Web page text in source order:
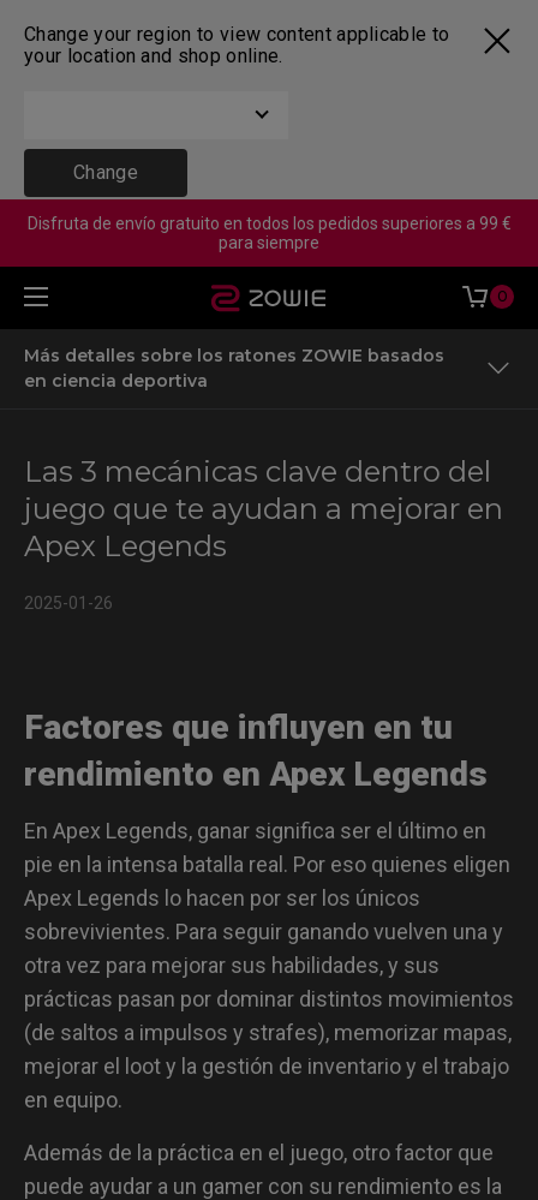
Change your region to view content applicable to
your location and shop online.
Change
Disfruta de envío gratuito en todos los pedidos superiores a 99 €
para siempre
0
Más detalles sobre los ratones ZOWIE basados
en ciencia deportiva
Legends
Los escenarios y mecánicas más comunes en Apex
Legends
Las mecánicas más importantes en el juego
Más detalles sobre los ratones ZOWIE basados en ciencia
Las 3 mecánicas clave dentro del
juego que te ayudan a mejorar en
Apex Legends
2025-01-26
Factores que influyen en tu
rendimiento en Apex Legends
En Apex Legends, ganar significa ser el último en
pie en la intensa batalla real. Por eso quienes eligen
Apex Legends lo hacen por ser los únicos
sobrevivientes. Para seguir ganando vuelven una y
otra vez para mejorar sus habilidades, y sus
prácticas pasan por dominar distintos movimientos
(de saltos a impulsos y strafes), memorizar mapas,
mejorar el loot y la gestión de inventario y el trabajo
en equipo.
Además de la práctica en el juego, otro factor que
puede ayudar a un gamer con su rendimiento es la